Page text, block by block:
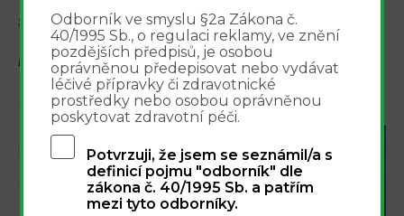
SPC přípravků ke stažení: Mifegyne,Mispregnol
Edukační materiály ke stažení zde.
(Zdroj: SÚKL / Farmaceutické informace 7-8/2014.)
Integrovaný přístup k
léčbě bolesti - webinář
Odborník ve smyslu §2a Zákona č.
40/1995 Sb., o regulaci reklamy, ve znění
pozdějších předpisů, je osobou
oprávněnou předepisovat nebo vydávat
léčivé přípravky či zdravotnické
prostředky nebo osobou oprávněnou
poskytovat zdravotní péči.
Potvrzuji, že jsem se seznámil/a s
definicí pojmu "odborník" dle
zákona č. 40/1995 Sb. a patřím
mezi tyto odborníky.